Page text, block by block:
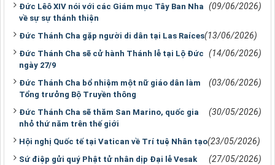
Đức Lêô XIV nói với các Giám mục Tây Ban Nha
về sự sự thánh thiện
(09/06/2026)
Đức Thánh Cha gặp người di dân tại Las Raíces(13/06/2026)
Đức Thánh Cha sẽ cử hành Thánh lễ tại Lộ Đức
ngày 27/9
(14/06/2026)
Đức Thánh Cha bổ nhiệm một nữ giáo dân làm
Tổng trưởng Bộ Truyền thông
(03/06/2026)
Đức Thánh Cha sẽ thăm San Marino, quốc gia
nhỏ thứ năm trên thế giới
(30/05/2026)
Hội nghị Quốc tế tại Vatican về Trí tuệ Nhân tạo(23/05/2026)
Sứ điệp gửi quý Phật tử nhân dịp Đại lễ Vesak
(27/05/2026)